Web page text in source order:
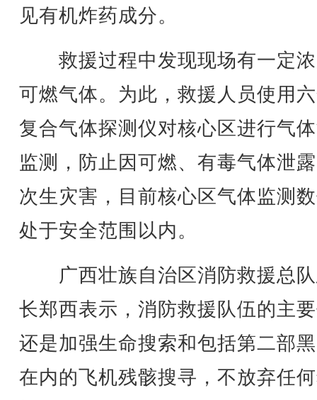
见有机炸药成分。
救援过程中发现现场有一定
可燃气体。为此，救援人员使用
复合气体探测仪对核心区进行气
监测，防止因可燃、有毒气体泄
次生灾害，目前核心区气体监测
处于安全范围以内。
广西壮族自治区消防救援总
长郑西表示，消防救援队伍的主
还是加强生命搜索和包括第二部
在内的飞机残骸搜寻，不放弃任